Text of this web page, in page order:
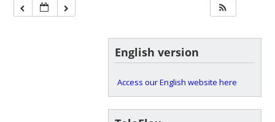
English version
Access our English website here